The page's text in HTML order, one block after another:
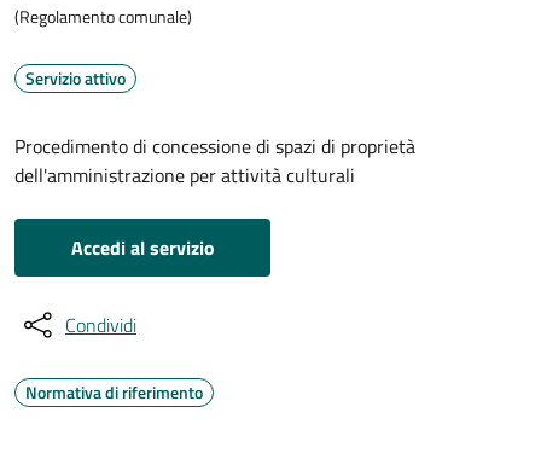
(Regolamento comunale)
Servizio attivo
Procedimento di concessione di spazi di proprietà
dell'amministrazione per attività culturali
Accedi al servizio
Condividi
Normativa di riferimento